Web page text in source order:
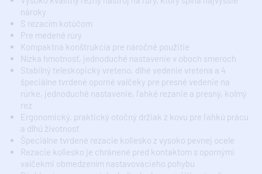
nároky
S rezacím kotúčom
Pre medené rúry
Kompaktná konštrukcia pre náročné použitie
Nízka hmotnosť, jednoduché nastavenie v oboch smeroch
Stabilný teleskopický vreteno, dlhé vedenie vretena a 4
špeciálne tvrdené oporné valčeky pre presné vedenie na
rúrke, jednoduché nastavenie, ľahké rezanie a presný, kolmý
rez
Ergonomický, praktický otočný držiak z kovu pre ľahkú prácu
a dlhú životnosť
Špeciálne tvrdené rezacie koliesko z vysoko pevnej ocele
Rezacie koliesko je chránené pred kontaktom s opornými
valčekmi obmedzením nastavovacieho pohybu